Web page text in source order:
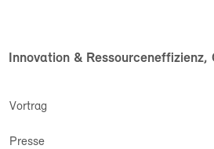
Innovation &
Vortrag
Presse